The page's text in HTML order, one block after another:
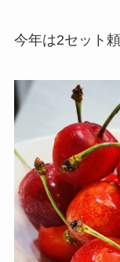
今年は2セット